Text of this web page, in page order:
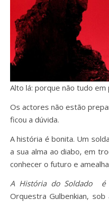
Alto lá: porque não tudo em
Os actores não estão
ficou a dúvida.
A história é bonita. Um
a sua alma ao diabo, em
conhecer o futuro e
A História do Soldado é
Orquestra Gulbenkian,